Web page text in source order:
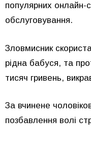
популярних онлайн-
обслуговування.
Зловмисник
рідна бабуся, та
тисяч гривень,
За вчинене
позбавлення волі